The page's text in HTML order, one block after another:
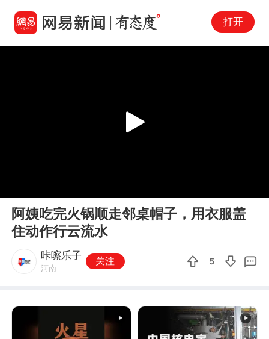
打开
Play
阿姨吃完火锅顺走邻桌帽子，用衣服盖
住动作行云流水
咔嚓乐子
河南
关注 5